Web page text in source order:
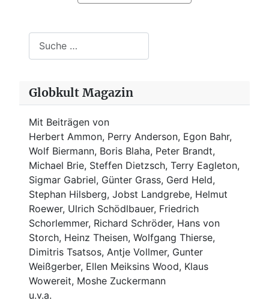
Globkult Magazin
Mit Beiträgen von
Herbert Ammon, Perry Anderson, Egon Bahr,
Wolf Biermann, Boris Blaha, Peter Brandt,
Michael Brie, Steffen Dietzsch, Terry Eagleton,
Sigmar Gabriel, Günter Grass, Gerd Held,
Stephan Hilsberg, Jobst Landgrebe, Helmut
Roewer, Ulrich Schödlbauer, Friedrich
Schorlemmer, Richard Schröder, Hans von
Storch, Heinz Theisen, Wolfgang Thierse,
Dimitris Tsatsos, Antje Vollmer, Gunter
Weißgerber, Ellen Meiksins Wood, Klaus
Wowereit, Moshe Zuckermann
u.v.a.